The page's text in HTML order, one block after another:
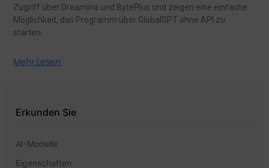
Zugriff über Dreamina und BytePlus und zeigen eine einfache
Möglichkeit, das Programm über GlobalGPT ohne API zu
starten.
Mehr Lesen
Erkunden Sie
AI-Modelle
Eigenschaften